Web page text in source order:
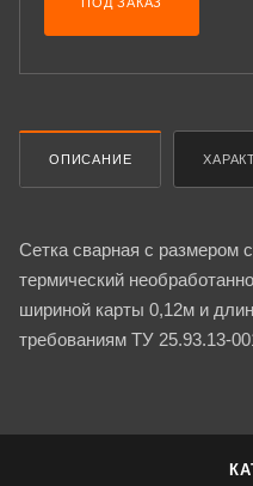
ОПИСАНИЕ
Сетка сварная с размером
термический
шириной карты 0,12м и
требованиям ТУ 25.93.13-